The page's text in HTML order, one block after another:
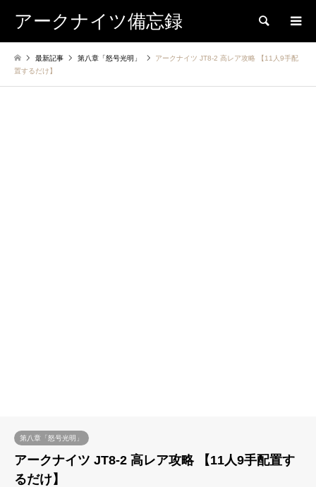
アークナイツ備忘録 検索
最新記事 第八章「怒号光明」
アークナイツ JT8-2 高レア攻略 【11人9手配
置するだけ】
第八章「怒号光明」
アークナイツ JT8-2 高レア攻略 【11人9手配置す
るだけ】